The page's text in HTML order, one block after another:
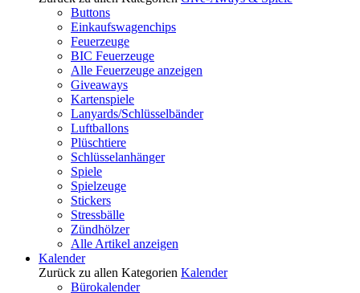
Buttons
Einkaufswagenchips
Feuerzeuge
BIC Feuerzeuge
Alle Feuerzeuge anzeigen
Giveaways
Kartenspiele
Lanyards/Schlüsselbänder
Luftballons
Plüschtiere
Schlüsselanhänger
Spiele
Spielzeuge
Stickers
Stressbälle
Zündhölzer
Alle Artikel anzeigen
Kalender
Zurück zu allen Kategorien Kalender
Bürokalender